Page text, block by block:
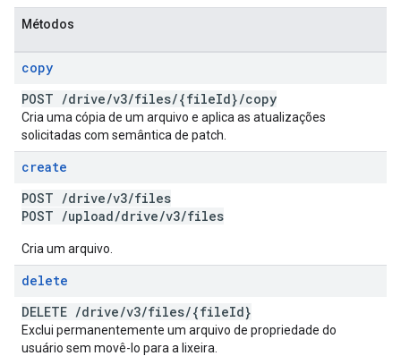
Métodos
copy
POST /drive/v3/files/{fileId}/copy
Cria uma cópia de um arquivo e aplica as atualizações
solicitadas com semântica de patch.
create
POST /drive/v3/files
POST /upload/drive/v3/files
Cria um arquivo.
delete
DELETE /drive/v3/files/{fileId}
Exclui permanentemente um arquivo de propriedade do
usuário sem movê-lo para a lixeira.